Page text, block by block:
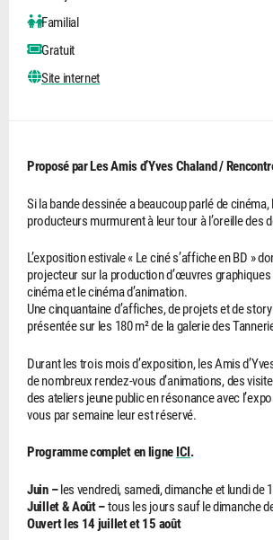
Familial
Gratuit
Site internet
Proposé par Les Amis d’Yves Chaland /
Si la bande dessinée a beaucoup parlé de
producteurs murmurent à leur tour à l’oreille des
L’exposition estivale « Le ciné s’affiche en BD »
projecteur sur la production d’œuvres
cinéma et le cinéma d’animation.
Une cinquantaine d’affiches, de projets et de
présentée sur les 180 m² de la galerie des
Durant les trois mois d’exposition, les Amis
de nombreux rendez-vous d’animations, des
des ateliers jeune public en résonance avec
vous par semaine leur est réservé.
Programme complet en ligne ICI.
Juin –les vendredi, samedi, dimanche et lundi de
Juillet & Août –tous les jours sauf le dimanche
Ouvert les 14 juillet et 15 août